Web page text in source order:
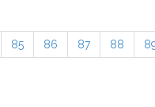
85 86 87 88